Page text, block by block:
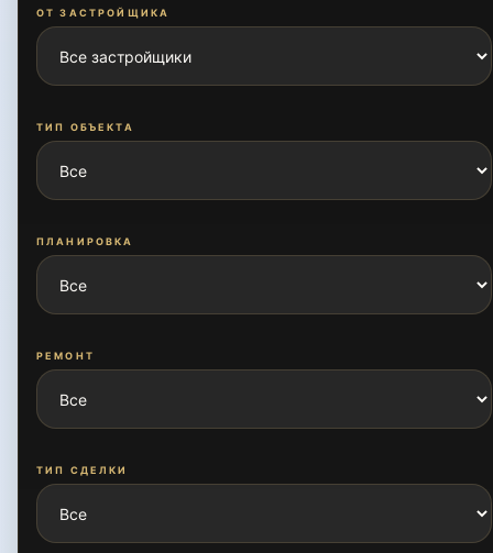
Али Кушчи
Дархан
ОТ ЗАСТРОЙЩИКА
ТИП ОБЪЕКТА
ПЛАНИРОВКА
РЕМОНТ
ТИП СДЕЛКИ